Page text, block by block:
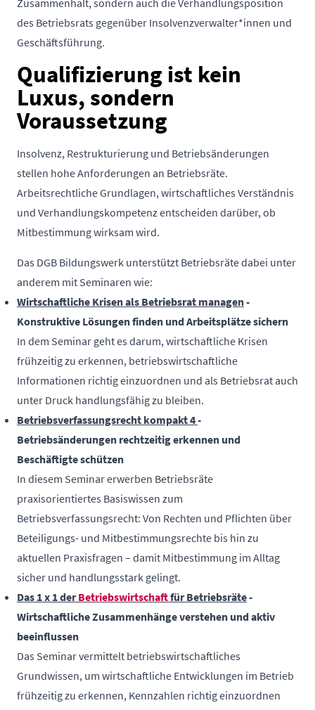
des Betriebsrats gegenüber Insolvenzverwalter*innen und
Geschäftsführung.
Qualifizierung ist kein
Luxus, sondern
Voraussetzung
Insolvenz, Restrukturierung und Betriebsänderungen
stellen hohe Anforderungen an Betriebsräte.
Arbeitsrechtliche Grundlagen, wirtschaftliches Verständnis
und Verhandlungskompetenz entscheiden darüber, ob
Mitbestimmung wirksam wird.
Das DGB Bildungswerk unterstützt Betriebsräte dabei unter
anderem mit Seminaren wie:
Wirtschaftliche Krisen als Betriebsrat managen-
Konstruktive Lösungen finden und Arbeitsplätze sichern
In dem Seminar geht es darum, wirtschaftliche Krisen
frühzeitig zu erkennen, betriebswirtschaftliche
Informationen richtig einzuordnen und als Betriebsrat auch
unter Druck handlungsfähig zu bleiben.
Betriebsverfassungsrecht kompakt 4-
Betriebsänderungen rechtzeitig erkennen und
Beschäftigte schützen
In diesem Seminar erwerben Betriebsräte
praxisorientiertes Basiswissen zum
Betriebsverfassungsrecht: Von Rechten und Pflichten über
Beteiligungs- und Mitbestimmungsrechte bis hin zu
aktuellen Praxisfragen – damit Mitbestimmung im Alltag
sicher und handlungsstark gelingt.
Das 1 x 1 derBetriebswirtschaftfür Betriebsräte-
Wirtschaftliche Zusammenhänge verstehen und aktiv
beeinflussen
Das Seminar vermittelt betriebswirtschaftliches
Grundwissen, um wirtschaftliche Entwicklungen im Betrieb
frühzeitig zu erkennen, Kennzahlen richtig einzuordnen